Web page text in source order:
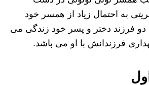
به احتمال زیاد از همسر خود
فرزند دختر و پسر خود زندگی می
فرزندانش با او می باشد.